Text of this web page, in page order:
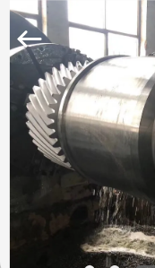
বাড়ি
পণ্য
VR
প্রদর্শন
Luoyang
Zhongtai
Industries
CO.,LTD.
Rights
Reserved.